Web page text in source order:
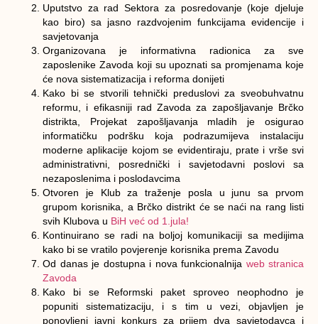
Uputstvo za rad Sektora za posredovanje (koje djeluje
kao biro) sa jasno razdvojenim funkcijama evidencije i
savjetovanja
Organizovana je informativna radionica za sve
zaposlenike Zavoda koji su upoznati sa promjenama koje
će nova sistematizacija i reforma donijeti
Kako bi se stvorili tehnički preduslovi za sveobuhvatnu
reformu, i efikasniji rad Zavoda za zapošljavanje Brčko
distrikta, Projekat zapošljavanja mladih je osigurao
informatičku podršku koja podrazumijeva instalaciju
moderne aplikacije kojom se evidentiraju, prate i vrše svi
administrativni, posrednički i savjetodavni poslovi sa
nezaposlenima i poslodavcima
Otvoren je Klub za traženje posla u junu sa prvom
grupom korisnika, a Brčko distrikt će se naći na rang listi
svih Klubova u BiH već od 1.jula!
Kontinuirano se radi na boljoj komunikaciji sa medijima
kako bi se vratilo povjerenje korisnika prema Zavodu
Od danas je dostupna i nova funkcionalnija web stranica
Zavoda
Kako bi se Reformski paket sproveo neophodno je
popuniti sistematizaciju, i s tim u vezi, objavljen je
ponovljeni javni konkurs za prijem dva savjetodavca i